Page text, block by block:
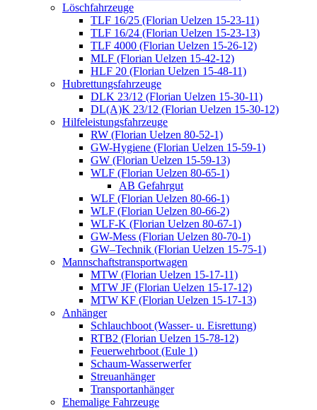
Löschfahrzeuge
TLF 16/25 (Florian Uelzen 15-23-11)
TLF 16/24 (Florian Uelzen 15-23-13)
TLF 4000 (Florian Uelzen 15-26-12)
MLF (Florian Uelzen 15-42-12)
HLF 20 (Florian Uelzen 15-48-11)
Hubrettungsfahrzeuge
DLK 23/12 (Florian Uelzen 15-30-11)
DL(A)K 23/12 (Florian Uelzen 15-30-12)
Hilfeleistungsfahrzeuge
RW (Florian Uelzen 80-52-1)
GW-Hygiene (Florian Uelzen 15-59-1)
GW (Florian Uelzen 15-59-13)
WLF (Florian Uelzen 80-65-1)
AB Gefahrgut
WLF (Florian Uelzen 80-66-1)
WLF (Florian Uelzen 80-66-2)
WLF-K (Florian Uelzen 80-67-1)
GW-Mess (Florian Uelzen 80-70-1)
GW–Technik (Florian Uelzen 15-75-1)
Mannschaftstransportwagen
MTW (Florian Uelzen 15-17-11)
MTW JF (Florian Uelzen 15-17-12)
MTW KF (Florian Uelzen 15-17-13)
Anhänger
Schlauchboot (Wasser- u. Eisrettung)
RTB2 (Florian Uelzen 15-78-12)
Feuerwehrboot (Eule 1)
Schaum-Wasserwerfer
Streuanhänger
Transportanhänger
Ehemalige Fahrzeuge